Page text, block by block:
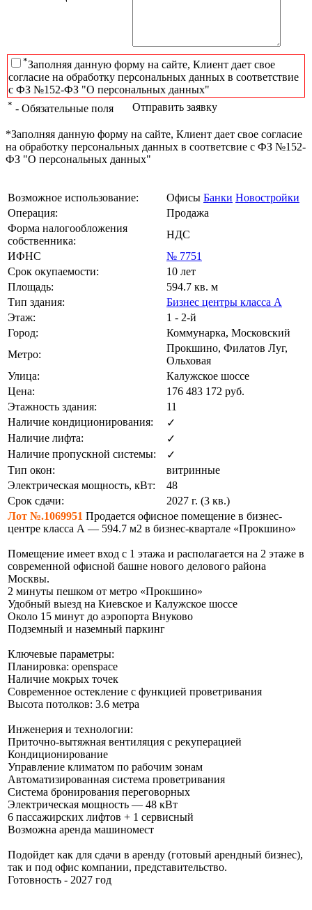
*Заполняя данную форму на сайте, Клиент дает свое
согласие на обработку персональных данных в соответствие
с ФЗ №152-ФЗ "О персональных данных"
* - Обязательные поля Отправить заявку
*Заполняя данную форму на сайте, Клиент дает свое согласие
на обработку персональных данных в соответсвие с ФЗ №152-
ФЗ "О персональных данных"
Возможное использование: Офисы Банки Новостройки
Операция:
Продажа
Форма налогообложения
собственника:
НДС
ИФНС
№ 7751
Срок окупаемости:
10 лет
Площадь:
594.7 кв. м
Тип здания:
Бизнес центры класса А
Этаж:
1 - 2-й
Город:
Коммунарка, Московский
Метро:
Прокшино, Филатов Луг,
Ольховая
Улица:
Калужское шоссе
Цена:
176 483 172 руб.
Этажность здания:
11
Наличие кондиционирования:
✓
Наличие лифта:
✓
Наличие пропускной системы:
✓
Тип окон:
витринные
Электрическая мощность, кВт:
48
Срок сдачи:
2027 г. (3 кв.)
Лот №.1069951 Продается офисное помещение в бизнес-
центре класса А — 594.7 м2 в бизнес-квартале «Прокшино»
Помещение имеет вход с 1 этажа и располагается на 2 этаже в
современной офисной башне нового делового района
Москвы.
2 минуты пешком от метро «Прокшино»
Удобный выезд на Киевское и Калужское шоссе
Около 15 минут до аэропорта Внуково
Подземный и наземный паркинг
Ключевые параметры:
Планировка: openspace
Наличие мокрых точек
Современное остекление с функцией проветривания
Высота потолков: 3.6 метра
Инженерия и технологии:
Приточно-вытяжная вентиляция с рекуперацией
Кондиционирование
Управление климатом по рабочим зонам
Автоматизированная система проветривания
Система бронирования переговорных
Электрическая мощность — 48 кВт
6 пассажирских лифтов + 1 сервисный
Возможна аренда машиномест
Подойдет как для сдачи в аренду (готовый арендный бизнес),
так и под офис компании, представительство.
Готовность - 2027 год